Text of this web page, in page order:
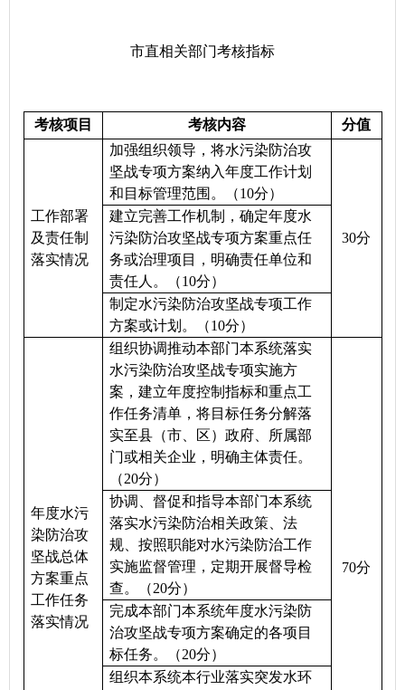
市直相关部门考核指标
考核项目 考核内容 分值
工作部署
及责任制
落实情况
加强组织领导，将水污染防治攻
坚战专项方案纳入年度工作计划
和目标管理范围。（10分）
30分
建立完善工作机制，确定年度水
污染防治攻坚战专项方案重点任
务或治理项目，明确责任单位和
责任人。（10分）
制定水污染防治攻坚战专项工作
方案或计划。（10分）
年度水污
染防治攻
坚战总体
方案重点
工作任务
落实情况
组织协调推动本部门本系统落实
水污染防治攻坚战专项实施方
案，建立年度控制指标和重点工
作任务清单，将目标任务分解落
实至县（市、区）政府、所属部
门或相关企业，明确主体责任。
（20分）
70分
协调、督促和指导本部门本系统
落实水污染防治相关政策、法
规、按照职能对水污染防治工作
实施监督管理，定期开展督导检
查。（20分）
完成本部门本系统年度水污染防
治攻坚战专项方案确定的各项目
标任务。（20分）
组织本系统本行业落实突发水环